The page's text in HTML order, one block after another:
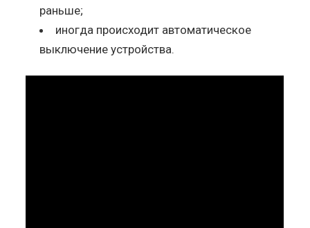
раньше;
иногда происходит автоматическое
выключение устройства.